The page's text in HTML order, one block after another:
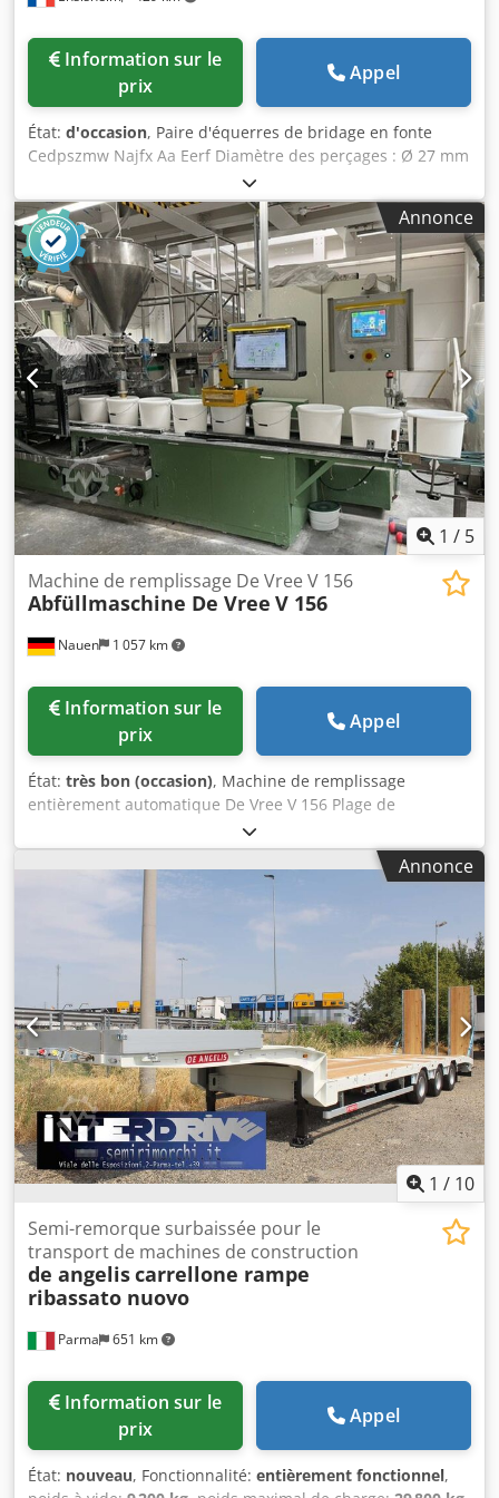
prix
Appel
État: d'occasion, Paire d'équerres de bridage en fonte
Cedpszmw Najfx Aa Eerf Diamètre des perçages : Ø 27 mm
Largeur : 575 mm Profondeur : 2000 mm Hauteur totale :
4000 mm Poids unitaire : environ 6 T
Annonce
1 / 5
Nauen 1 057 km
Machine de remplissage De Vree V 156
Abfüllmaschine De Vree V 156
prix
Appel
État: très bon (occasion), Machine de remplissage
entièrement automatique De Vree V 156 Plage de
remplissage : 1 à 20 litres Système de pose automatique
des bouchons Cedjztc Sgopfx Aa Ejrf Système de sertissage
automatique des bouchons Excellent état, provenant
directement de la production !!!
Annonce
1 / 10
Parma 651 km
Semi-remorque surbaissée pour le
transport de machines de construction
de angeliscarrellone rampe
ribassato nuovo
prix
Appel
État: nouveau, Fonctionnalité: entièrement fonctionnel,